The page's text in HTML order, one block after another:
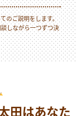
のご説明をします。
しながら一つずつ決
田はあなた